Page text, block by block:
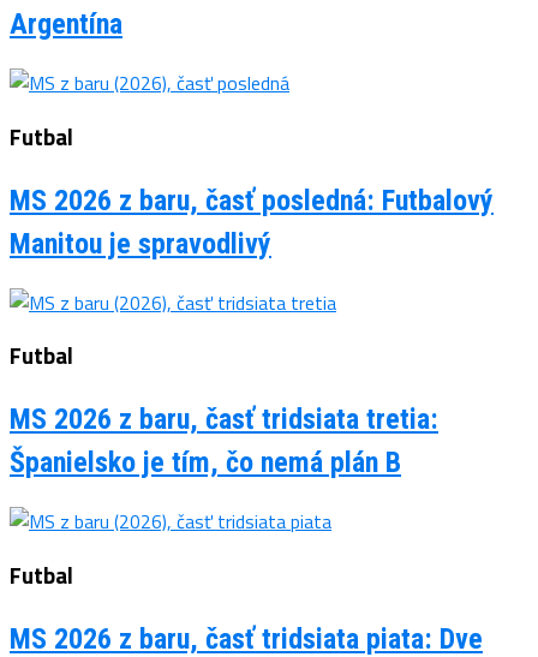
Argentína
Futbal
MS 2026 z baru, časť posledná: Futbalový
Manitou je spravodlivý
Futbal
MS 2026 z baru, časť tridsiata tretia:
Španielsko je tím, čo nemá plán B
Futbal
MS 2026 z baru, časť tridsiata piata: Dve